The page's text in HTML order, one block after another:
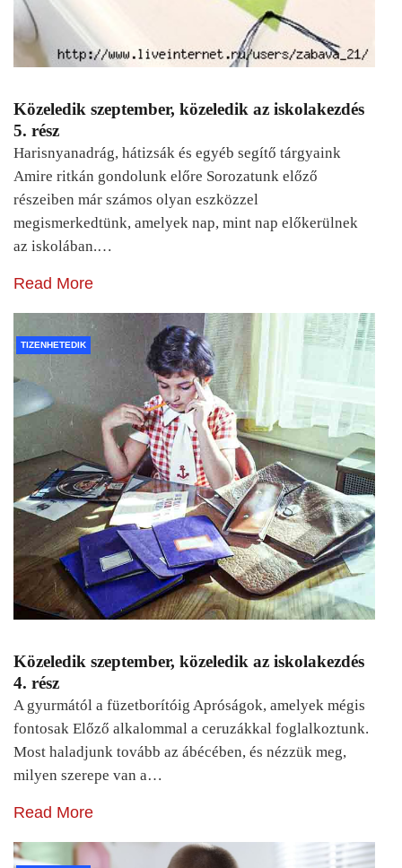
Közeledik szeptember, közeledik az iskolakezdés
5. rész
Harisnyanadrág, hátizsák és egyéb segítő tárgyaink
Amire ritkán gondolunk előre Sorozatunk előző
részeiben már számos olyan eszközzel
megismerkedtünk, amelyek nap, mint nap előkerülnek
az iskolában.…
Read More
TIZENHETEDIK
Közeledik szeptember, közeledik az iskolakezdés
4. rész
A gyurmától a füzetborítóig Apróságok, amelyek mégis
fontosak Előző alkalommal a ceruzákkal foglalkoztunk.
Most haladjunk tovább az ábécében, és nézzük meg,
milyen szerepe van a…
Read More